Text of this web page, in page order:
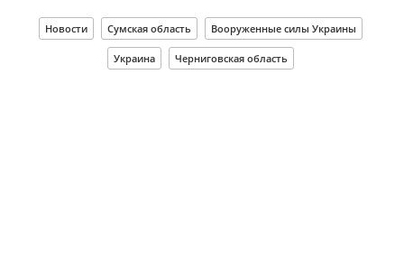
Новости Сумская область Вооруженные силы Украины
Украина Черниговская область